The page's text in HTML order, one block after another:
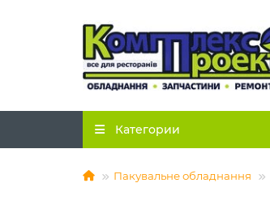
Категории
Пакувальне обладнання